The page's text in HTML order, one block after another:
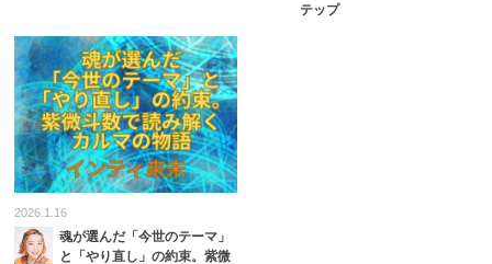
テップ
2026.1.16
魂が選んだ「今世のテーマ」
と「やり直し」の約束。紫微